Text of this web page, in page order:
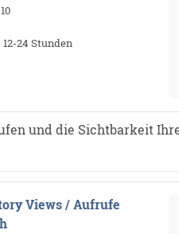
24 Stunden
und die Sichtbarkeit
Views / Aufrufe